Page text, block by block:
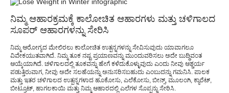
ನಿಮ್ಮ ಆಹಾರಕ್ರಮಕ್ಕೆ ಕಾಲೋಚಿತ ಆಹಾರಗಳು ಮತ್ತು ಚಳಿಗಾಲದ
ಸೂಪರ್ ಆಹಾರಗಳನ್ನು ಸೇರಿಸಿ
ನಿಮ್ಮ ಆರೋಗ್ಯದ ಮೇಲಿರಲು ಕಾಲೋಚಿತ ಉತ್ಪನ್ನಗಳನ್ನು ಸೇವಿಸುವುದು ಯಾವಾಗಲೂ
ವಿವೇಕಯುತವಾಗಿದೆ. ನಿಮ್ಮ ತೂಕ ನಷ್ಟ ಪ್ರಯಾಣವನ್ನು ಮುಂದುವರಿಸಲು ಅದೇ ಬುದ್ಧಿವಂತ
ಆಯ್ಕೆಯಾಗಿದೆ. ಚಳಿಗಾಲದಲ್ಲಿ ತೂಕವನ್ನು ಹೇಗೆ ಕಳೆದುಕೊಳ್ಳುವುದು ಎಂದು ನೀವು ಆಶ್ಚರ್ಯ
ಪಡುತ್ತಿರುವಾಗ, ನೀವು ಅದೇ ಸಲಹೆಯನ್ನು ಅನುಸರಿಸಬಹುದು ಎಂಬುದನ್ನು ಗಮನಿಸಿ. ಪಾಲಕ
ಮತ್ತು ಇತರ ಚಳಿಗಾಲದ ಉತ್ಪನ್ನಗಳಾದ ಹೂಕೋಸು, ಎಲೆಕೋಸು, ಬೀನ್ಸ್, ಮೂಲಂಗಿ, ಕ್ಯಾರೆಟ್,
ಬೀಟ್ರೂಟ್, ಹಾಗಲಕಾಯಿ ಮತ್ತು ನಿಮ್ಮ ಆಹಾರದಲ್ಲಿ ಎಲೆಗಳ ಸೊಪ್ಪನ್ನು ಸೇರಿಸಿ.